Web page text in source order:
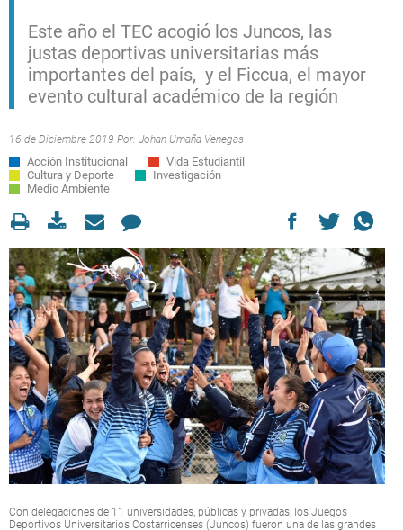
Este año el TEC acogió los Juncos, las
justas deportivas universitarias más
importantes del país, y el Ficcua, el mayor
evento cultural académico de la región
16 de Diciembre 2019 Por: Johan Umaña Venegas
Acción Institucional
Vida Estudiantil
Cultura y Deporte
Investigación
Medio Ambiente
Con delegaciones de 11 universidades, públicas y privadas, los Juegos
Deportivos Universitarios Costarricenses (Juncos) fueron una de las grandes